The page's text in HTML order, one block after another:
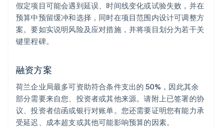
假定项目可能会遇到延误、时间线变化或试验失败，并在
预算中预留缓冲和选择，同时在项目范围内设计可调整方
案。要如实说明风险及应对措施，并将项目划分为若干关
键里程碑。
融资方案
荷兰企业局最多可资助符合条件支出的 50%，因此其余
部分需要来自您、投资者或其他来源。请附上已签署的协
议、投资者信函或银行对账单。您还需要证明您有能力承
受延迟、成本超支或其他可能影响预算的因素。